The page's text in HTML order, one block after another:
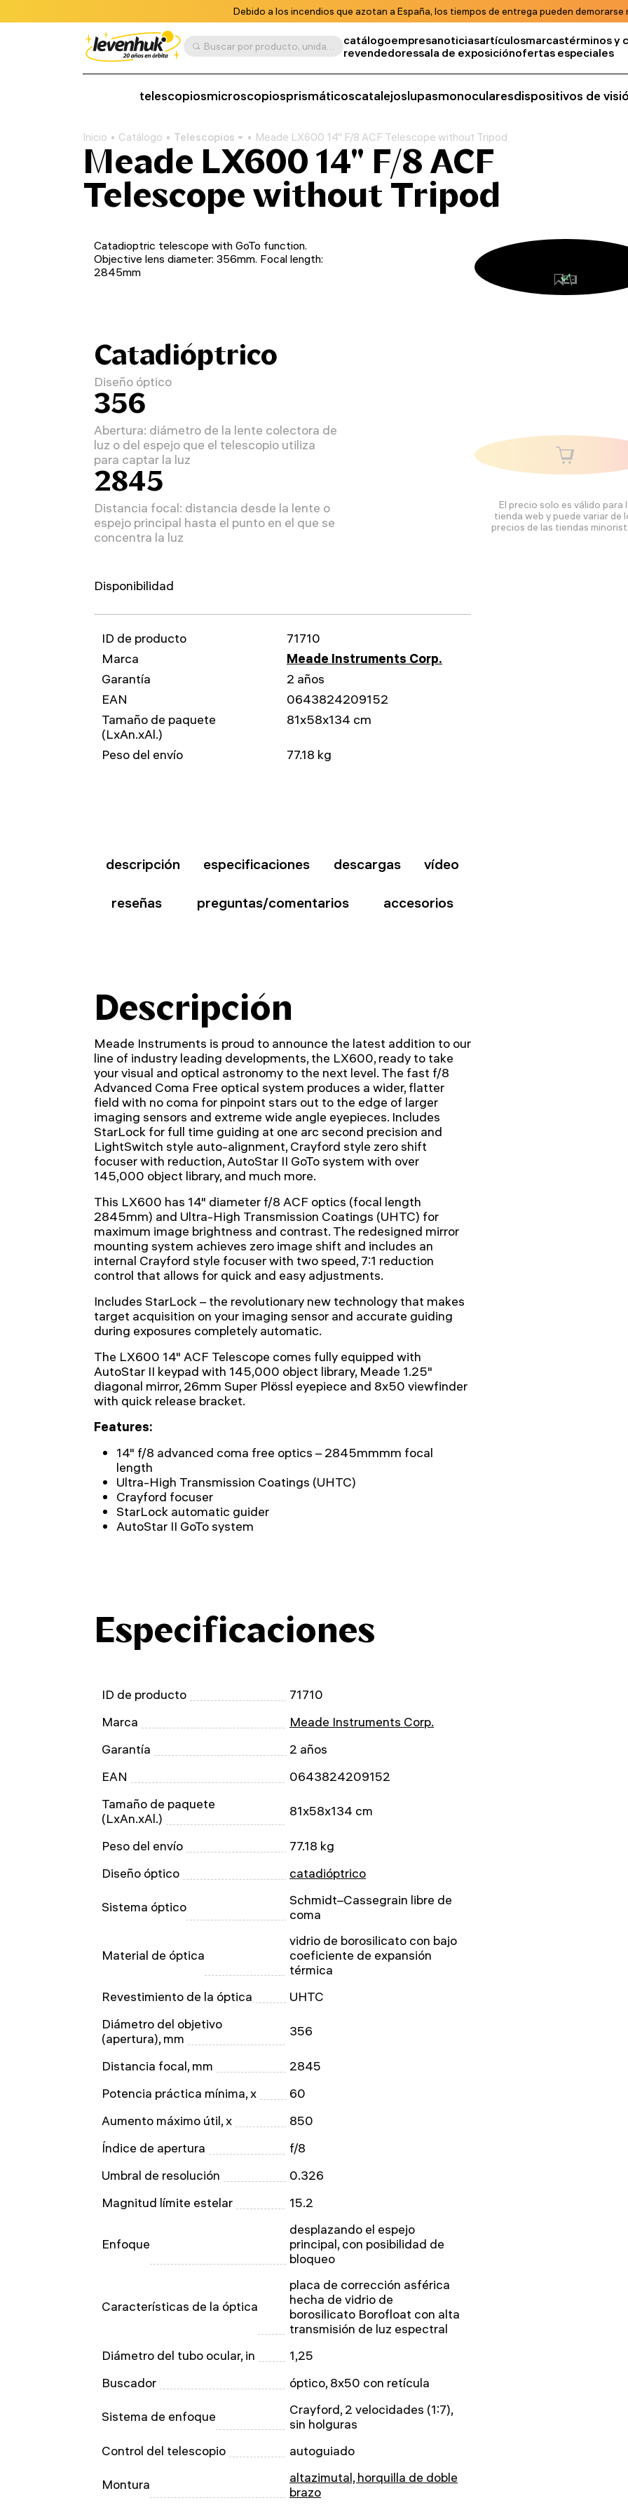
Debido a los incendios que azotan a España, los tiempos de entrega pueden demorarse
Buscar por producto, unidad de almacenamiento, categoría, etc. catálogoempresanoticiasartículosmarcastérminos y
revendedoressala de exposiciónofertas especiales
telescopiosmicroscopiosprismáticoscatalejoslupasmonocularesdispositivos de
Inicio Catálogo Telescopios Meade LX600 14" F/8 ACF Telescope without Tripod
Meade LX600 14" F/8 ACF
Telescope without Tripod
El precio solo es válido para
tienda web y puede variar de
precios de las tiendas
Catadioptric telescope with GoTo function.
Objective lens diameter: 356mm. Focal length:
2845mm
Catadióptrico
Diseño óptico
356
Abertura: diámetro de la lente colectora de
luz o del espejo que el telescopio utiliza
para captar la luz
2845
Distancia focal: distancia desde la lente o
espejo principal hasta el punto en el que se
concentra la luz
Disponibilidad
ID de producto
71710
Marca
Meade Instruments Corp.
Garantía
2 años
EAN
0643824209152
Tamaño de paquete
(LxAn.xAl.)
81x58x134 cm
Peso del envío 77.18 kg
descripción especificaciones descargas vídeo
reseñas preguntas/comentarios accesorios
Descripción
Meade Instruments is proud to announce the latest addition to our
line of industry leading developments, the LX600, ready to take
your visual and optical astronomy to the next level. The fast f/8
Advanced Coma Free optical system produces a wider, flatter
field with no coma for pinpoint stars out to the edge of larger
imaging sensors and extreme wide angle eyepieces. Includes
StarLock for full time guiding at one arc second precision and
LightSwitch style auto-alignment, Crayford style zero shift
focuser with reduction, AutoStar II GoTo system with over
145,000 object library, and much more.
This LX600 has 14" diameter f/8 ACF optics (focal length
2845mm) and Ultra-High Transmission Coatings (UHTC) for
maximum image brightness and contrast. The redesigned mirror
mounting system achieves zero image shift and includes an
internal Crayford style focuser with two speed, 7:1 reduction
control that allows for quick and easy adjustments.
Includes StarLock – the revolutionary new technology that makes
target acquisition on your imaging sensor and accurate guiding
during exposures completely automatic.
The LX600 14" ACF Telescope comes fully equipped with
AutoStar II keypad with 145,000 object library, Meade 1.25"
diagonal mirror, 26mm Super Plössl eyepiece and 8x50 viewfinder
with quick release bracket.
Features:
14" f/8 advanced coma free optics – 2845mmmm focal
length
Ultra-High Transmission Coatings (UHTC)
Crayford focuser
StarLock automatic guider
AutoStar II GoTo system
Especificaciones
ID de producto
71710
Marca
Meade Instruments Corp.
Garantía
2 años
EAN
0643824209152
Tamaño de paquete
(LxAn.xAl.)
81x58x134 cm
Peso del envío
77.18 kg
Diseño óptico
catadióptrico
Sistema óptico
Schmidt–Cassegrain libre de
coma
Material de óptica
vidrio de borosilicato con bajo
coeficiente de expansión
térmica
Revestimiento de la óptica
UHTC
Diámetro del objetivo
(apertura), mm
356
Distancia focal, mm
2845
Potencia práctica mínima, x
60
Aumento máximo útil, x
850
Índice de apertura
f/8
Umbral de resolución
0.326
Magnitud límite estelar
15.2
Enfoque
desplazando el espejo
principal, con posibilidad de
bloqueo
Características de la óptica
placa de corrección asférica
hecha de vidrio de
borosilicato Borofloat con alta
transmisión de luz espectral
Diámetro del tubo ocular, in
1,25
Buscador
óptico, 8x50 con retícula
Sistema de enfoque
Crayford, 2 velocidades (1:7),
sin holguras
Control del telescopio
autoguiado
Montura
altazimutal, horquilla de doble
brazo